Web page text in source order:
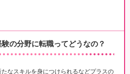
の分野に転職ってどうなの？
なスキルを身につけられるなどプラスの